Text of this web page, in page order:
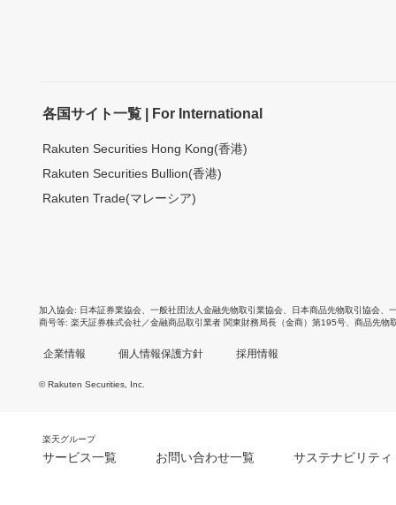
各国サイト一覧 | For International
Rakuten Securities Hong Kong(香港)
Rakuten Securities Bullion(香港)
Rakuten Trade(マレーシア)
加入協会 日本証券業協会 一般社団法人金融先物取引業協会 日本商品先物取引協会
商号等 楽天証券株式会社／金融商品取引業者 関東財務局長（金商）第195号、商品先物
企業情報 個人情報保護方針 採用情報
© Rakuten Securities, Inc.
楽天グループ
サービス一覧 お問い合わせ一覧 サステナビリティ